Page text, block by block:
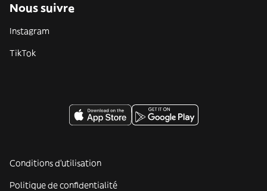
Nous suivre
Instagram
TikTok
Conditions d'utilisation
Politique de confidentialité